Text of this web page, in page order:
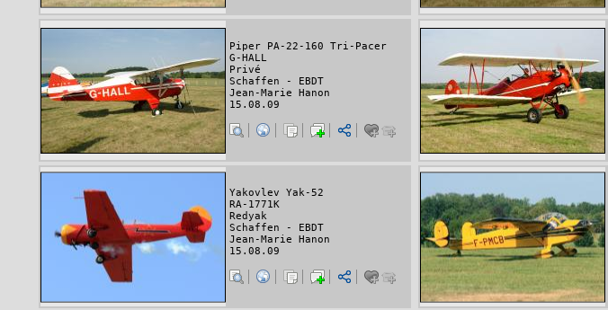
Piper PA-22-160 Tri-Pacer
G-HALL
Privé
Schaffen - EBDT
Jean-Marie Hanon
15.08.09
Yakovlev Yak-52
RA-1771K
Redyak
Schaffen - EBDT
Jean-Marie Hanon
15.08.09